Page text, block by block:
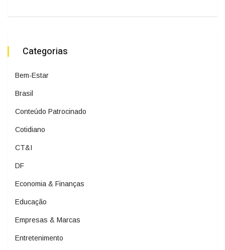
Categorias
Bem-Estar
Brasil
Conteúdo Patrocinado
Cotidiano
CT&I
DF
Economia & Finanças
Educação
Empresas & Marcas
Entretenimento